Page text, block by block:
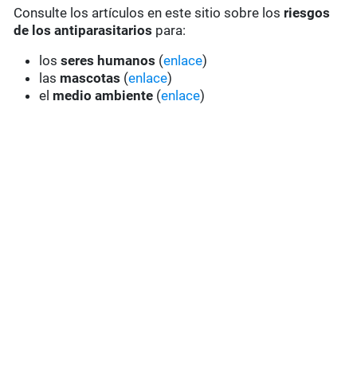
Consulte los artículos en este sitio sobre los riesgos
de los antiparasitarios para:
losseres humanos (enlace)
las mascotas (enlace)
el medio ambiente (enlace)